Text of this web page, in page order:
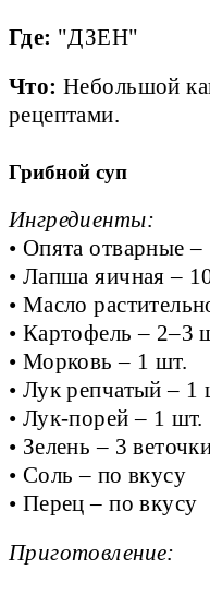
Где: "ДЗЕН"
Что:Небольшой
рецептами.
Грибной суп
Ингредиенты:
• Опята отварные –
• Лапша яичная –
• Масло
• Картофель – 2–3
• Морковь – 1 шт.
• Лук репчатый – 1
• Лук-порей – 1 шт.
• Зелень – 3
• Соль – по вкусу
• Перец – по вкусу
Приготовление: